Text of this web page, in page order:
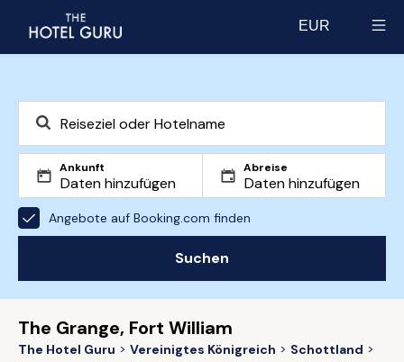
EUR
Ankunft Abreise
Angebote auf Booking.com finden
Suchen
The Grange, Fort William
The Hotel Guru Vereinigtes Königreich
Schottland